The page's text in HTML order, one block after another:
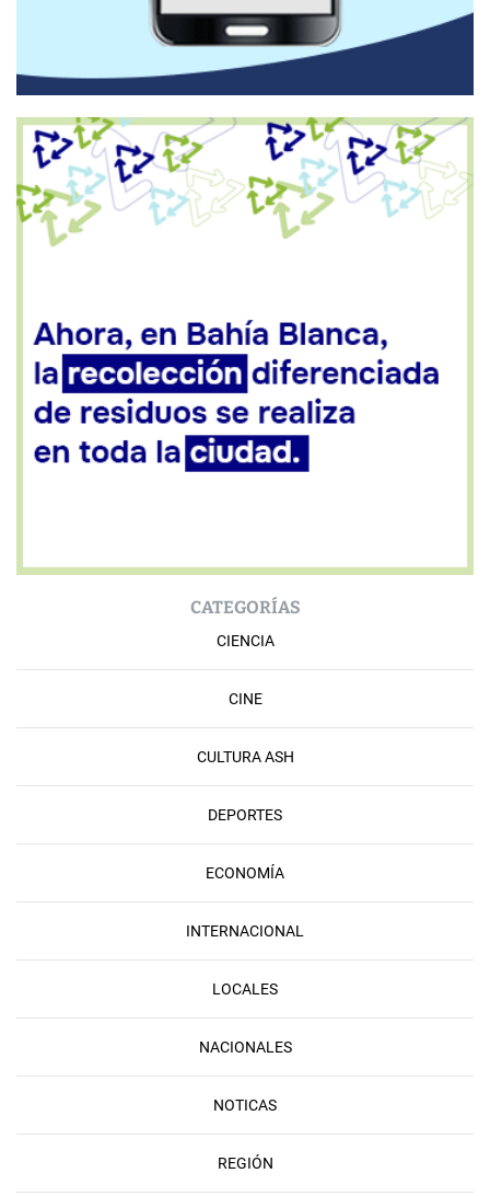
CATEGORÍAS
CIENCIA
CINE
CULTURA ASH
DEPORTES
ECONOMÍA
INTERNACIONAL
LOCALES
NACIONALES
NOTICAS
REGIÓN